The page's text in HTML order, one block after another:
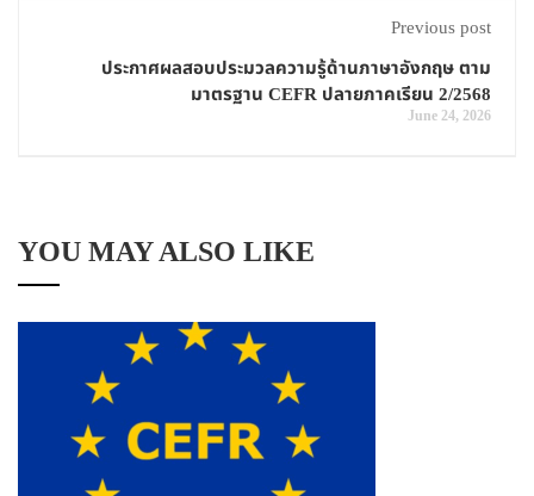
Previous post
ประกาศผลสอบประมวลความรู้ด้านภาษาอังกฤษ ตาม
มาตรฐาน CEFR ปลายภาคเรียน 2/2568
June 24, 2026
YOU MAY ALSO LIKE